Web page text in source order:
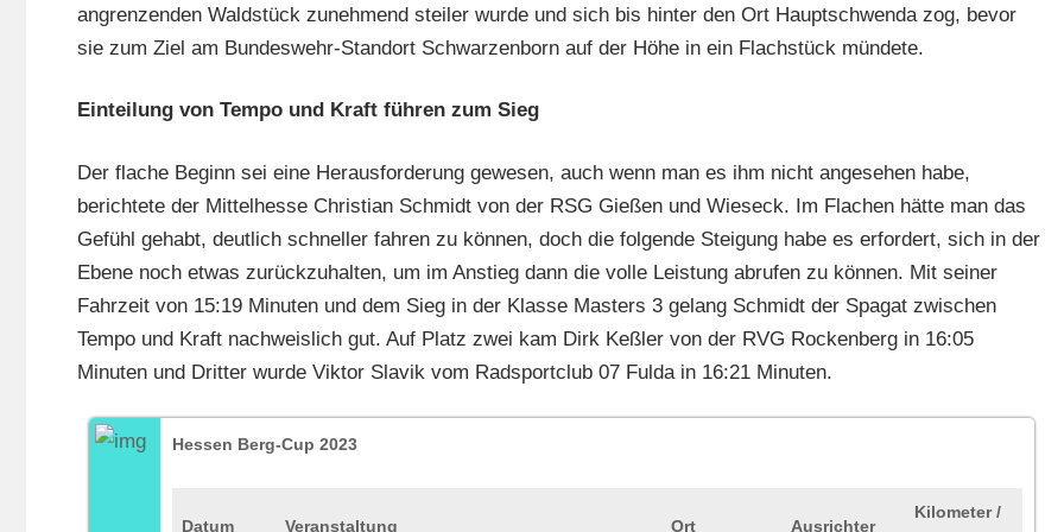
angrenzenden Waldstück zunehmend steiler wurde und sich bis hinter den Ort Hauptschwenda zog, bevor
sie zum Ziel am Bundeswehr-Standort Schwarzenborn auf der Höhe in ein Flachstück mündete.
Einteilung von Tempo und Kraft führen zum Sieg
Der flache Beginn sei eine Herausforderung gewesen, auch wenn man es ihm nicht angesehen habe,
berichtete der Mittelhesse Christian Schmidt von der RSG Gießen und Wieseck. Im Flachen hätte man das
Gefühl gehabt, deutlich schneller fahren zu können, doch die folgende Steigung habe es erfordert, sich in der
Ebene noch etwas zurückzuhalten, um im Anstieg dann die volle Leistung abrufen zu können. Mit seiner
Fahrzeit von 15:19 Minuten und dem Sieg in der Klasse Masters 3 gelang Schmidt der Spagat zwischen
Tempo und Kraft nachweislich gut. Auf Platz zwei kam Dirk Keßler von der RVG Rockenberg in 16:05
Minuten und Dritter wurde Viktor Slavik vom Radsportclub 07 Fulda in 16:21 Minuten.
Hessen Berg-Cup 2023
Datum Veranstaltung Ort Ausrichter
Kilometer /